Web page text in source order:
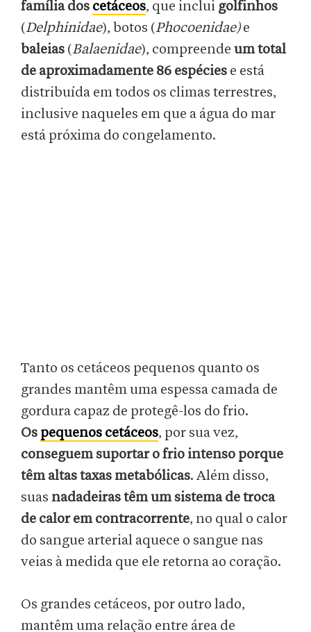
família dos cetáceos, que inclui golfinhos
(Delphinidae), botos (Phocoenidae)e
baleias (Balaenidae), compreende um total
de aproximadamente 86 espécies e está
distribuída em todos os climas terrestres,
inclusive naqueles em que a água do mar
está próxima do congelamento.
Tanto os cetáceos pequenos quanto os
grandes mantêm uma espessa camada de
gordura capaz de protegê-los do frio.
Os pequenos cetáceos, por sua vez,
conseguem suportar o frio intenso porque
têm altas taxas metabólicas. Além disso,
suas nadadeiras têm um sistema de troca
de calor em contracorrente, no qual o calor
do sangue arterial aquece o sangue nas
veias à medida que ele retorna ao coração.
Os grandes cetáceos, por outro lado,
mantêm uma relação entre área de